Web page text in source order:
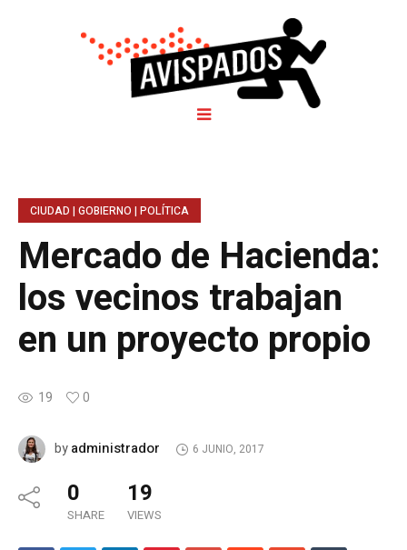
CIUDAD | GOBIERNO | POLÍTICA
Mercado de Hacienda:
los vecinos trabajan
en un proyecto propio
19 0
byadministrador 6 JUNIO, 2017
0
SHARE
19
VIEWS